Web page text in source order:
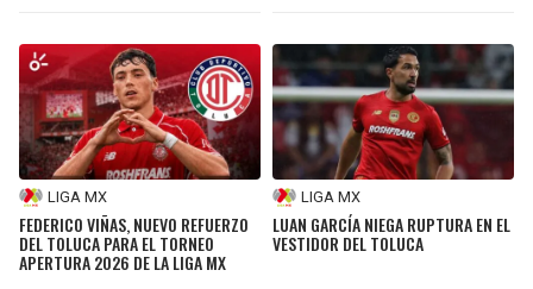
LIGA MX
FEDERICO VIÑAS, NUEVO REFUERZO
DEL TOLUCA PARA EL TORNEO
APERTURA 2026 DE LA LIGA MX
LIGA MX
LUAN GARCÍA NIEGA RUPTURA EN EL
VESTIDOR DEL TOLUCA